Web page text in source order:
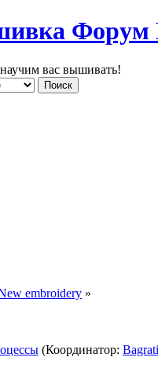
вас вышивать!
embroidery »
(Координатор: